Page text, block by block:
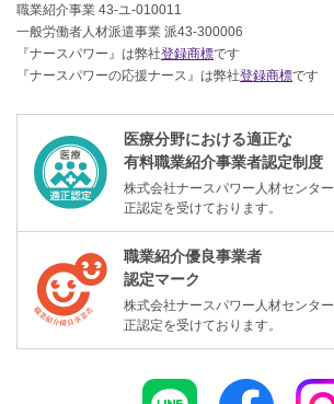
職業紹介事業 43-ユ-010011
一般労働者人材派遣事業 派43-300006
『ナースパワー』は弊社登録商標です
『ナースパワーの応援ナース』は弊社登録商標です
医療分野における適正な
有料職業紹介事業者認定制度
株式会社ナースパワー人材センタ
正認定を受けております。
職業紹介優良事業者
認定マーク
株式会社ナースパワー人材センタ
正認定を受けております。